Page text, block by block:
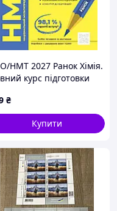
НМТ 2027 Ранок Хімія.
курс підготовки
₴
Купити